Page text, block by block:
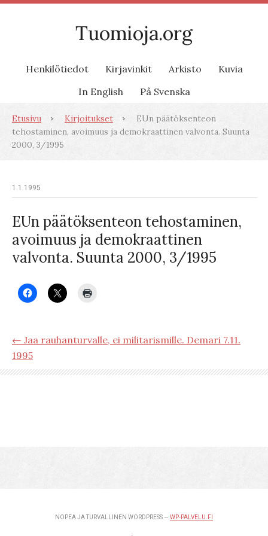
Tuomioja.org
Henkilötiedot Kirjavinkit Arkisto
Kuvia
In English
På Svenska
Etusivu Kirjoitukset
EUn päätöksenteon
tehostaminen, avoimuus ja demokraattinen valvonta. Suunta
2000, 3/1995
1.1.1995
EUn päätöksenteon tehostaminen,
avoimuus ja demokraattinen
valvonta. Suunta 2000, 3/1995
← Jaa rauhanturvalle, ei militarismille. Demari 7.11.
1995
NOPEA JA TURVALLINEN WORDPRESS — WP-PALVELU.FI